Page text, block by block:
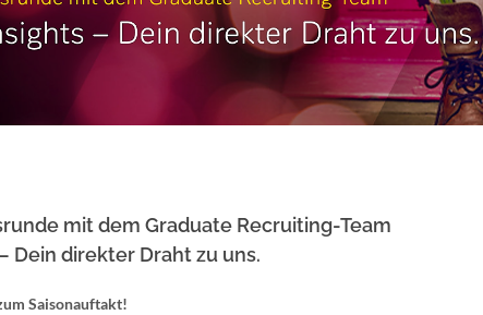
mit dem Graduate Recruiting-Team
Dein direkter Draht zu uns.
Saisonauftakt!